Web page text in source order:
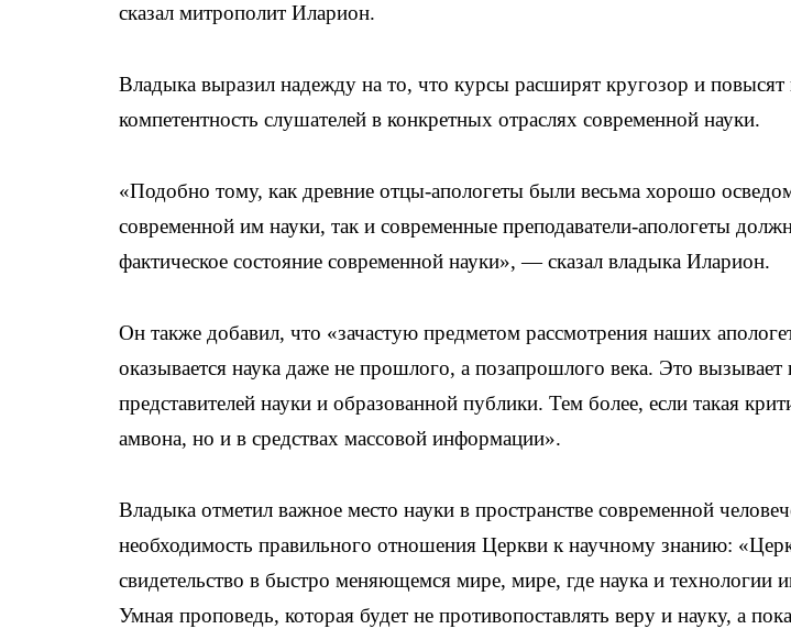
сказал митрополит Иларион.
Владыка выразил надежду на то, что курсы расширят кругозор и
компетентность слушателей в конкретных отраслях современной науки.
«Подобно тому, как древние отцы-апологеты были весьма хорошо
современной им науки, так и современные преподаватели-апологеты
фактическое состояние современной науки», — сказал владыка Иларион.
Он также добавил, что «зачастую предметом рассмотрения наших
оказывается наука даже не прошлого, а позапрошлого века. Это
представителей науки и образованной публики. Тем более, если такая
амвона, но и в средствах массовой информации».
Владыка отметил важное место науки в пространстве современной
необходимость правильного отношения Церкви к научному знанию:
свидетельство в быстро меняющемся мире, мире, где наука и технологии
Умная проповедь, которая будет не противопоставлять веру и науку, а